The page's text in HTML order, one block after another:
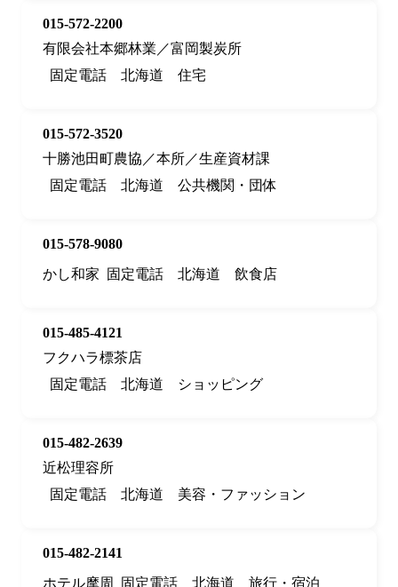
015-572-2200
有限会社本郷林業／富岡製炭所
固定電話
北海道 住宅
015-572-3520
十勝池田町農協／本所／生産資材課
固定電話
北海道 公共機関・団体
015-578-9080
かし和家
固定電話 北海道 飲食店
015-485-4121
フクハラ標茶店
固定電話
北海道 ショッピング
015-482-2639
近松理容所
固定電話
北海道 美容・ファッション
015-482-2141
ホテル摩周
固定電話 北海道 旅行・宿泊